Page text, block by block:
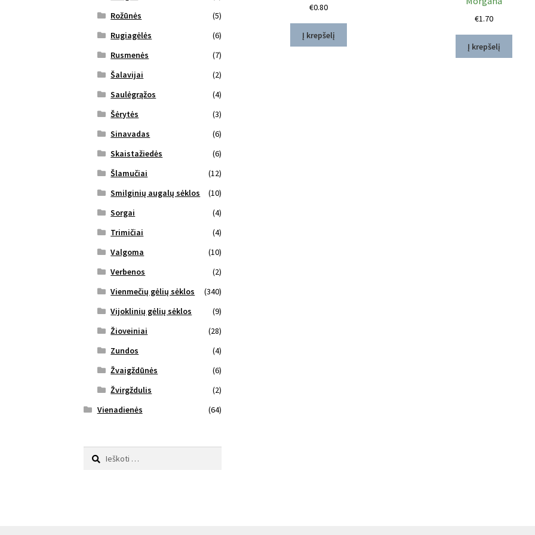
€0.80
Į krepšelį
€1.70
Į krepšelį
Rožūnės
(5)
Rugiagėlės
(6)
Rusmenės
(7)
Šalavijai
(2)
Saulėgrąžos
(4)
Šėrytės
(3)
Sinavadas
(6)
Skaistažiedės
(6)
Šlamučiai
(12)
Smilginių augalų sėklos
(10)
Sorgai
(4)
Trimičiai
(4)
Valgoma
(10)
Verbenos
(2)
Vienmečių gėlių sėklos
(340)
Vijoklinių gėlių sėklos
(9)
Žioveiniai
(28)
Zundos
(4)
Žvaigždūnės
(6)
Žvirgždulis
(2)
Vienadienės
(64)
Ieškoti: